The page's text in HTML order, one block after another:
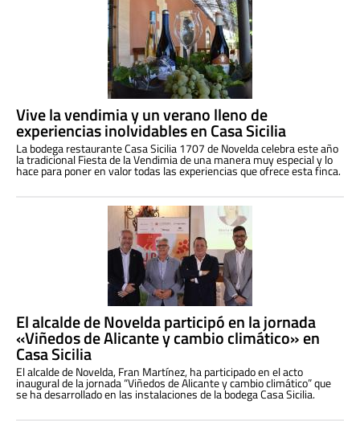
Vive la vendimia y un verano lleno de
experiencias inolvidables en Casa Sicilia
La bodega restaurante Casa Sicilia 1707 de Novelda celebra este año
la tradicional Fiesta de la Vendimia de una manera muy especial y lo
hace para poner en valor todas las experiencias que ofrece esta finca.
El alcalde de Novelda participó en la jornada
«Viñedos de Alicante y cambio climático» en
Casa Sicilia
El alcalde de Novelda, Fran Martínez, ha participado en el acto
inaugural de la jornada “Viñedos de Alicante y cambio climático” que
se ha desarrollado en las instalaciones de la bodega Casa Sicilia.